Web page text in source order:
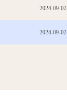
2024-09-02
2024-09-02